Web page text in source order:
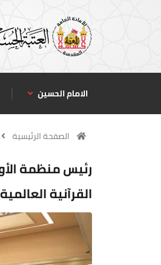
الامام الحسين
الصفحة الرئيسية
رئيس منظمة
القرآنية